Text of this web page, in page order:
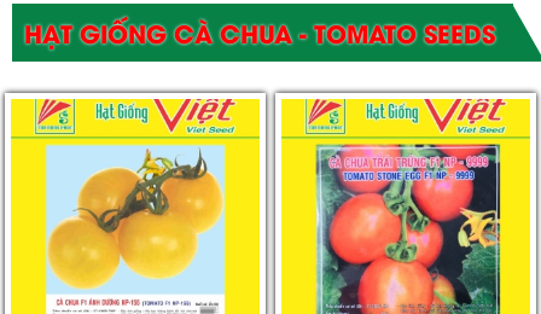
HẠT GIỐNG CÀ CHUA - TOMATO SEEDS